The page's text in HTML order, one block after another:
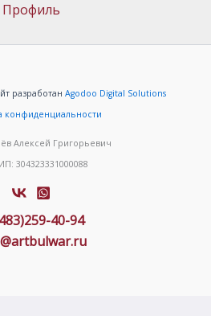
Профиль
разработан Agodoo Digital Solutions
конфиденциальности
Алексей Григорьевич
304323331000088
40-94